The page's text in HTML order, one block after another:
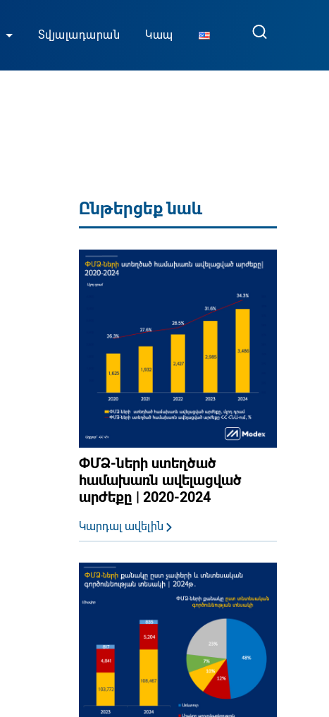
Տվյալադարան Կապ
Ընթերցեք նաև
ՓՄՁ-ների ստեղծած
համախառն ավելացված
արժեքը | 2020-2024
Կարդալ ավելին